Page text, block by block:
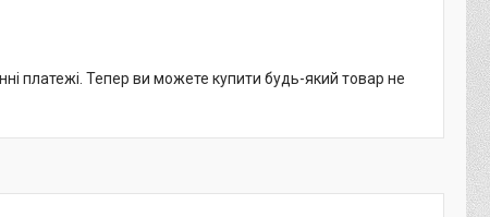
платежі. Тепер ви можете купити будь-який товар не